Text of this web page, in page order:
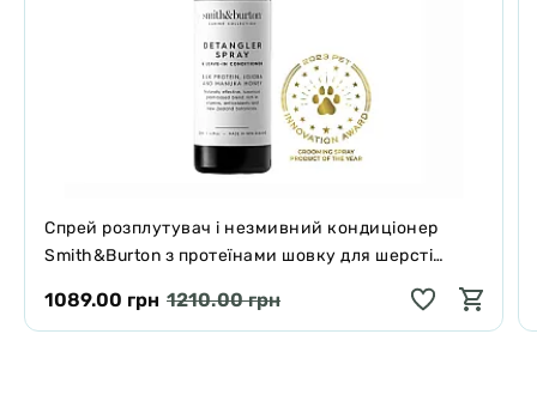
Спрей розплутувач і незмивний кондиціонер
Smith&Burton з протеїнами шовку для шерсті
1089.00 грн 1210.00 грн